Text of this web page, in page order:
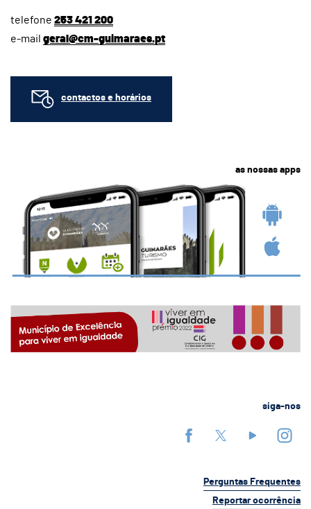
telefone 253 421 200
e-mail geral@cm-guimaraes.pt
contactos e horários
as nossas apps
siga-nos
Perguntas Frequentes
Reportar ocorrência